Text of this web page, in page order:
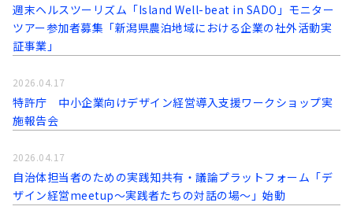
週末ヘルスツーリズム「Island Well-beat in SADO」モニター
ツアー参加者募集「新潟県農泊地域における企業の社外活動実
証事業」
特許庁 中小企業向けデザイン経営導入支援ワークショップ実
施報告会
2026.04.17
自治体担当者のための実践知共有・議論プラットフォーム「デ
ザイン経営meetup～実践者たちの対話の場～」始動
2026.04.17